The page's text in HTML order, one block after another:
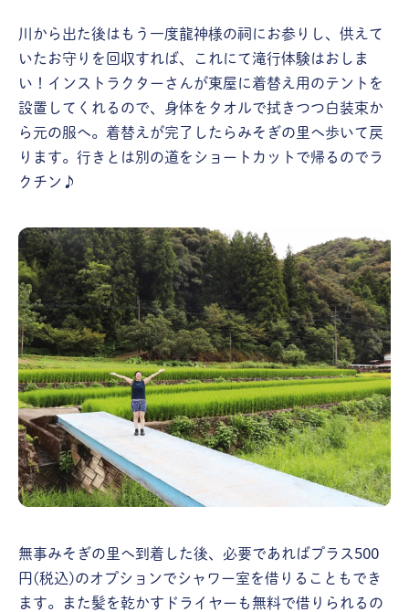
川から出た後はもう一度龍神様の祠にお参りし、供えて
いたお守りを回収すれば、これにて滝行体験はおしま
い！インストラクターさんが東屋に着替え用のテントを
設置してくれるので、身体をタオルで拭きつつ白装束か
ら元の服へ。着替えが完了したらみそぎの里へ歩いて戻
ります。行きとは別の道をショートカットで帰るのでラ
クチン♪
無事みそぎの里へ到着した後、必要であればプラス500
円(税込)のオプションでシャワー室を借りることもでき
ます。また髪を乾かすドライヤーも無料で借りられるの